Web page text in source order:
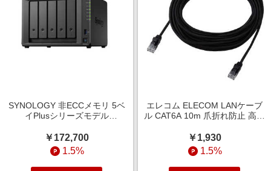
SYNOLOGY 非ECCメモリ 5ベ
イPlusシリーズモデル
￥172,700
1.5%
エレコム ELECOM LANケーブ
ル CAT6A 10m 爪折れ防止 高耐
PS5 PS4 Xbox 等対応 ) LD-
GPAM/BK100
￥1,930
1.5%